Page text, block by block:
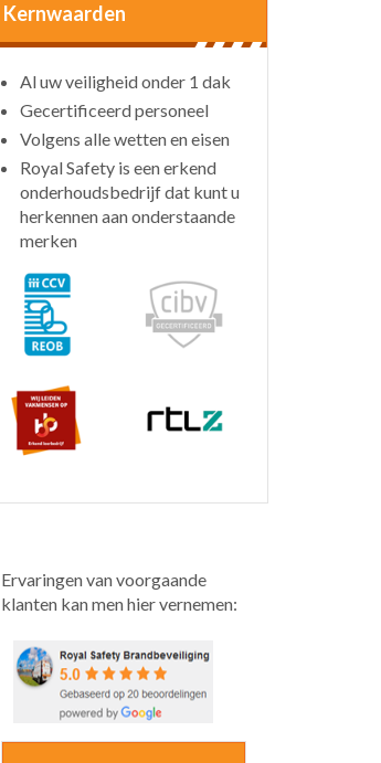
Kernwaarden
Al uw veiligheid onder 1 dak
Gecertificeerd personeel
Volgens alle wetten en eisen
Royal Safety is een erkend
onderhoudsbedrijf dat kunt u
herkennen aan onderstaande
merken
Ervaringen van voorgaande
klanten kan men hier vernemen: